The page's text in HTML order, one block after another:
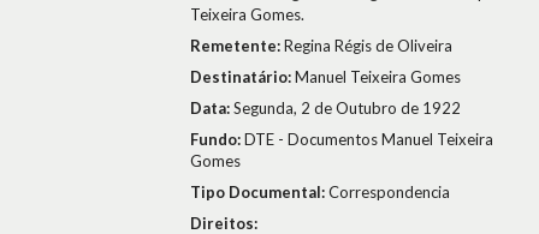
Teixeira Gomes.
Remetente:Regina Régis de Oliveira
Destinatário:Manuel Teixeira Gomes
Data:Segunda, 2 de Outubro de 1922
Fundo:DTE - Documentos Manuel Teixeira
Gomes
Tipo Documental:Correspondencia
Direitos: